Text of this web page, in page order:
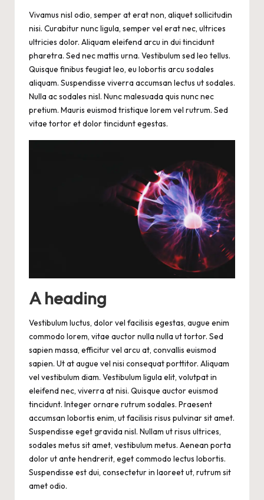
Vivamus nisl odio, semper at erat non, aliquet sollicitudin
nisi. Curabitur nunc ligula, semper vel erat nec, ultrices
ultricies dolor. Aliquam eleifend arcu in dui tincidunt
pharetra. Sed nec mattis urna. Vestibulum sed leo tellus.
Quisque finibus feugiat leo, eu lobortis arcu sodales
aliquam. Suspendisse viverra accumsan lectus ut sodales.
Nulla ac sodales nisl. Nunc malesuada quis nunc nec
pretium. Mauris euismod tristique lorem vel rutrum. Sed
vitae tortor et dolor tincidunt egestas.
A heading
Vestibulum luctus, dolor vel facilisis egestas, augue enim
commodo lorem, vitae auctor nulla nulla ut tortor. Sed
sapien massa, efficitur vel arcu at, convallis euismod
sapien. Ut at augue vel nisi consequat porttitor. Aliquam
vel vestibulum diam. Vestibulum ligula elit, volutpat in
eleifend nec, viverra at nisi. Quisque auctor euismod
tincidunt. Integer ornare rutrum sodales. Praesent
accumsan lobortis enim, ut facilisis risus pulvinar sit amet.
Suspendisse eget gravida nisl. Nullam ut risus ultrices,
sodales metus sit amet, vestibulum metus. Aenean porta
dolor ut ante hendrerit, eget commodo lectus lobortis.
Suspendisse est dui, consectetur in laoreet ut, rutrum sit
amet odio.